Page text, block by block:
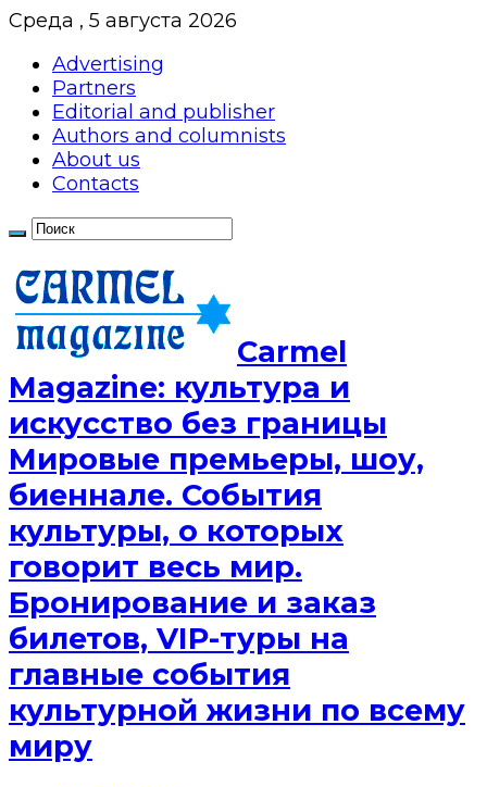
Среда , 5 августа 2026
Advertising
Partners
Editorial and publisher
Authors and columnists
About us
Contacts
Сarmel
Magazine: культура и
искусство без границы
Мировые премьеры, шоу,
биеннале. События
культуры, о которых
говорит весь мир.
Бронирование и заказ
билетов, VIP-туры на
главные события
культурной жизни по всему
миру